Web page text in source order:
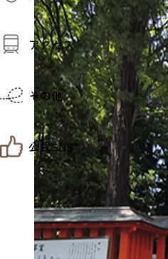
観光案内
お役立ち情報
観光アプリ
仙台観光マップ
アクセス
仙台までの経路検索
市内の交通情報
お得なチケット
その他
お知らせ
お問い合わせ
教育旅行
観光マップ
せんだい旅日和とは
サイト利用規約
プライバシーポリシー
サイトマップ
仙臺写真館フォトギャラリ
公式SNS
せんだい旅日和 X
せんだい旅日和 Instagram
せんだい旅日和 Facebook
仙台旅先体験コレクショ
仙台旅先体験コレクショ